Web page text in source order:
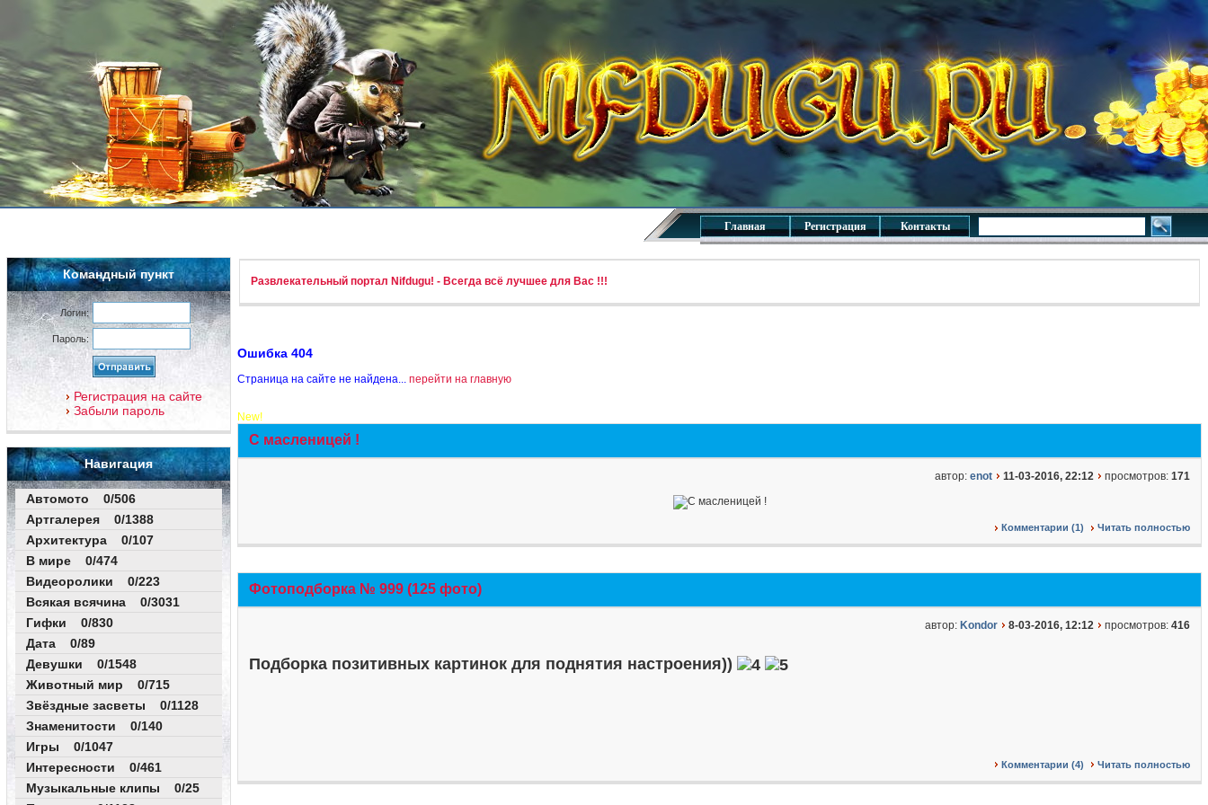
Главная Регистрация Контакты
Командный пункт
Логин:
Пароль:
Регистрация на сайте
Забыли пароль
Навигация
Автомото 0/506
Артгалерея 0/1388
Архитектура 0/107
В мире 0/474
Видеоролики 0/223
Всякая всячина 0/3031
Гифки 0/830
Дата 0/89
Девушки 0/1548
Животный мир 0/715
Звёздные засветы 0/1128
Знаменитости 0/140
Игры 0/1047
Интересности 0/461
Музыкальные клипы 0/25
Развлекательный портал Nifdugu! - Всегда всё лучшее для Вас !!!
Ошибка 404
Страница на сайте не найдена... перейти на главную
New!
С масленицей !
автор: enot 11-03-2016, 22:12 просмотров: 171
Комментарии (1) Читать полностью
Фотоподборка № 999 (125 фото)
автор: Kondor 8-03-2016, 12:12 просмотров: 416
Подборка позитивных картинок для поднятия настроения))
Комментарии (4) Читать полностью